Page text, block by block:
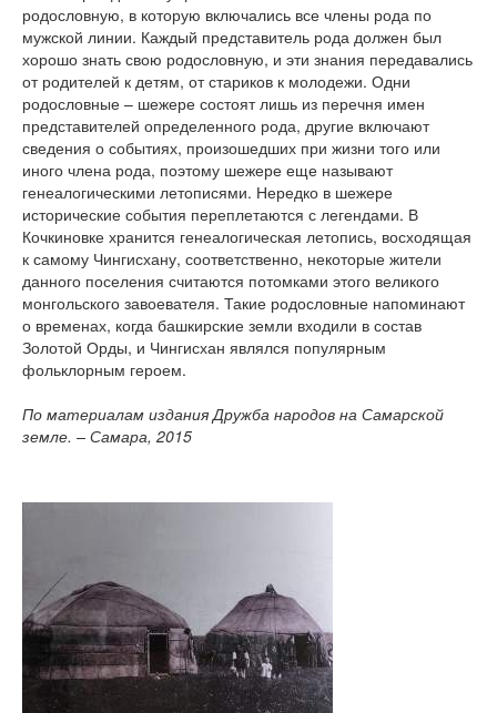
родословную, в которую включались все члены рода по
мужской линии. Каждый представитель рода должен был
хорошо знать свою родословную, и эти знания передавались
от родителей к детям, от стариков к молодежи. Одни
родословные – шежере состоят лишь из перечня имен
представителей определенного рода, другие включают
сведения о событиях, произошедших при жизни того или
иного члена рода, поэтому шежере еще называют
генеалогическими летописями. Нередко в шежере
исторические события переплетаются с легендами. В
Кочкиновке хранится генеалогическая летопись, восходящая
к самому Чингисхану, соответственно, некоторые жители
данного поселения считаются потомками этого великого
монгольского завоевателя. Такие родословные напоминают
о временах, когда башкирские земли входили в состав
Золотой Орды, и Чингисхан являлся популярным
фольклорным героем.
По материалам издания Дружба народов на Самарской
земле. – Самара, 2015